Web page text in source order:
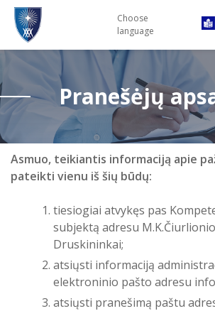
Kaip tapti Centro
Gydytojų
tvarka
Vairuotojų komisijos
Bendrosios praktikos
kontaktai
Informacija
sudėtingus poreikius
pacientams
Druskininkų PSPC
gydytojų kabinetai
Leipalingio ambulatorija
Viečiūnų ambulatorija
Kalviškių kabinetas
Laukimo eilėje laikas
Prevencinės programos
Skiepai
Bendradarbiavimas su
Choose
language
Pranešėjų
Asmuo, teikiantis informaciją apie
pateikti vienu iš šių būdų:
tiesiogiai atvykęs pas
subjektą adresu
Druskininkai;
atsiųsti informaciją
elektroninio pašto adresu
atsiųsti pranešimą paštu